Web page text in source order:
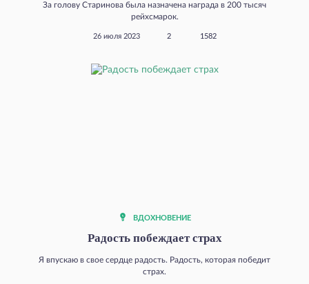
За голову Старинова была назначена награда в 200 тысяч
рейхсмарок.
26 июля 2023 2 1582
ВДОХНОВЕНИЕ
Радость побеждает страх
Я впускаю в свое сердце радость. Радость, которая победит
страх.